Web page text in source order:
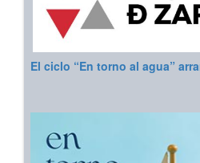
El ciclo “En torno al agua”